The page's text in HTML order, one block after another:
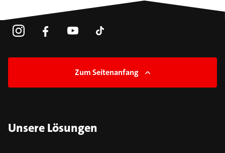
Zum Seitenanfang
Unsere Lösungen